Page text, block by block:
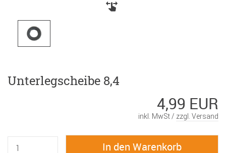
Unterlegscheibe 8,4
4,99 EUR
inkl. MwSt / zzgl. Versand